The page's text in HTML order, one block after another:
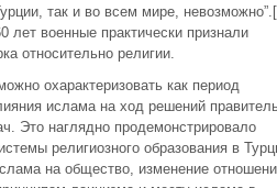
так и во всем мире,
лет военные практически признали
относительно религии.
охарактеризовать как период
ислама на ход решений
Это наглядно продемонстрировало
религиозного образования в
на общество, изменение